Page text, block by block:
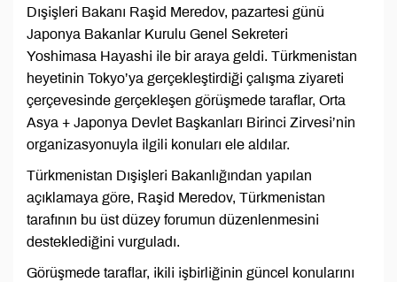
Dışişleri Bakanı Raşid Meredov, pazartesi günü
Japonya Bakanlar Kurulu Genel Sekreteri
Yoshimasa Hayashi ile bir araya geldi. Türkmenistan
heyetinin Tokyo’ya gerçekleştirdiği çalışma ziyareti
çerçevesinde gerçekleşen görüşmede taraflar, Orta
Asya + Japonya Devlet Başkanları Birinci Zirvesi’nin
organizasyonuyla ilgili konuları ele aldılar.
Türkmenistan Dışişleri Bakanlığından yapılan
açıklamaya göre, Raşid Meredov, Türkmenistan
tarafının bu üst düzey forumun düzenlenmesini
desteklediğini vurguladı.
Görüşmede taraflar, ikili işbirliğinin güncel konularını